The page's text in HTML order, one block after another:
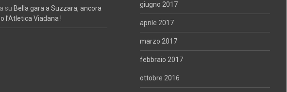
su Bella gara a Suzzara, ancora
l’Atletica Viadana !
giugno 2017
aprile 2017
marzo 2017
febbraio 2017
ottobre 2016